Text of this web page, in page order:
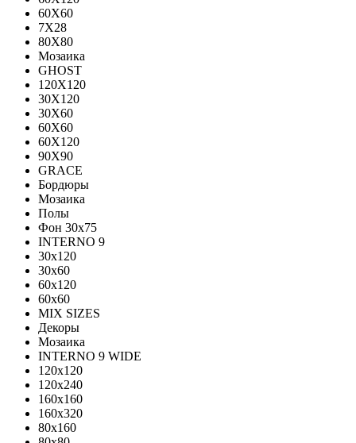
60X60
7X28
80X80
Мозаика
GHOST
120X120
30X120
30X60
60X60
60Х120
90X90
GRACE
Бордюры
Мозаика
Полы
Фон 30х75
INTERNO 9
30x120
30x60
60x120
60x60
MIX SIZES
Декоры
Мозаика
INTERNO 9 WIDE
120x120
120x240
160x160
160x320
80x160